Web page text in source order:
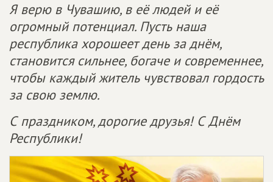
Я верю в Чувашию, в её людей и её
огромный потенциал. Пусть наша
республика хорошеет день за днём,
становится сильнее, богаче и современнее,
чтобы каждый житель чувствовал гордость
за свою землю.
С праздником, дорогие друзья! С Днём
Республики!